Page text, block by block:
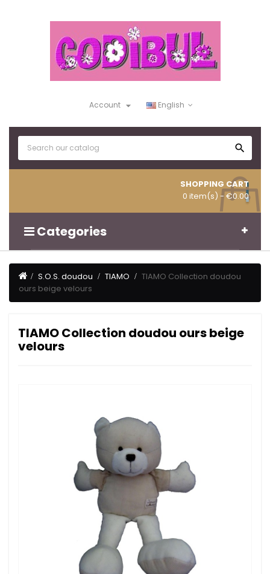
English
Account 

SHOPPING CART
0 item(s) - €0.00
Categories
S.O.S. doudou TIAMO
TIAMO Collection doudou
ours beige velours
TIAMO Collection doudou ours beige
velours